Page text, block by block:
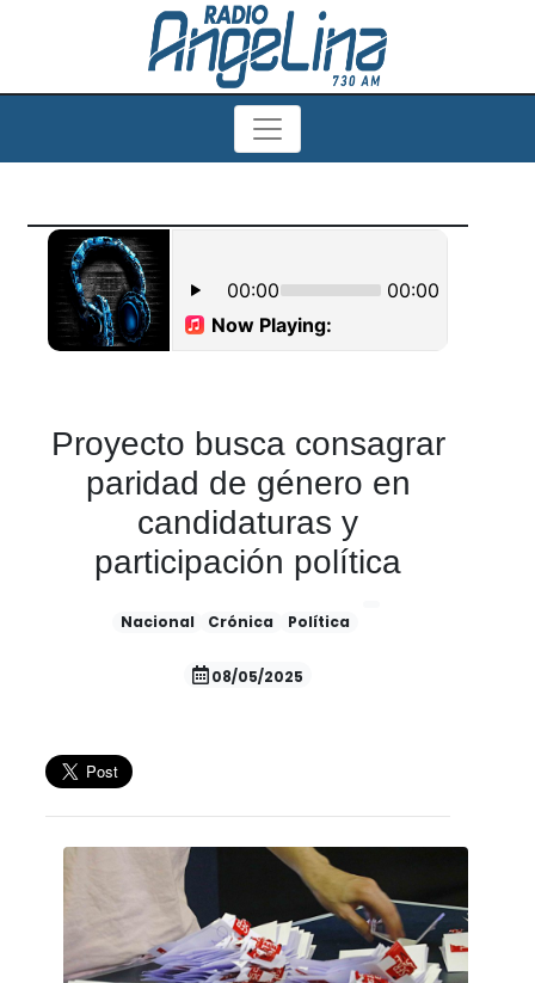
Proyecto busca consagrar
paridad de género en
candidaturas y
participación política
Nacional Crónica Política
08/05/2025